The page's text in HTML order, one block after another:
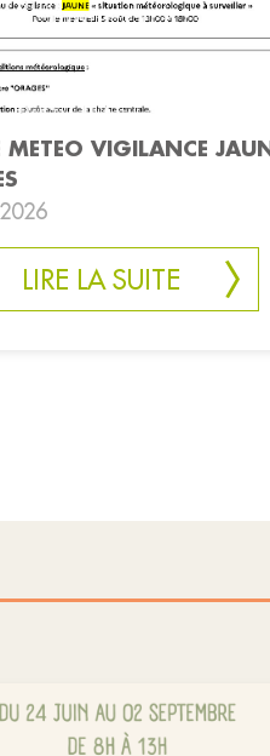
METEO VIGILANCE
LIRE LA SUITE